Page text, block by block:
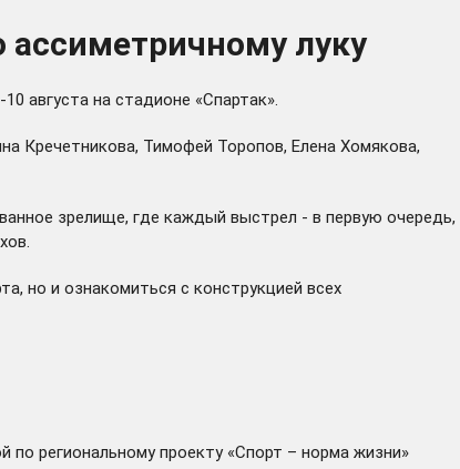
ассиметричному луку
августа на стадионе «Спартак».
Кречетникова, Тимофей Торопов, Елена Хомякова,
зрелище, где каждый выстрел - в первую очередь,
но и ознакомиться с конструкцией всех
по региональному проекту «Спорт – норма жизни»